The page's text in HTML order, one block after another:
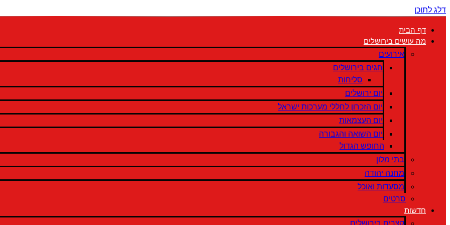
דלג לתוכן
דף הבית
מה עושים בירושלים
אירועים
חגים בירושלים
סליחות
יום ירושלים
יום הזכרון לחללי מערכות ישראל
יום העצמאות
יום השואה והגבורה
החופש הגדול
בתי מלון
מחנה יהודה
מסעדות ואוכל
סרטים
חדשות